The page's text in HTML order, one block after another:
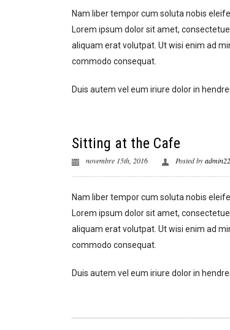
Nam liber tempor cum soluta nobis
Lorem ipsum dolor sit amet,
aliquam erat volutpat. Ut wisi enim ad
commodo consequat.
Duis autem vel eum iriure dolor in
Sitting at the Cafe
novembre 15th, 2016 Posted by
Nam liber tempor cum soluta nobis
Lorem ipsum dolor sit amet,
aliquam erat volutpat. Ut wisi enim ad
commodo consequat.
Duis autem vel eum iriure dolor in